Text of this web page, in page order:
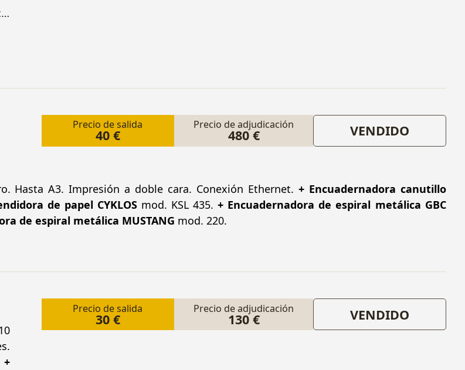
Precio de salida
40 €
Precio de adjudicación
480 € VENDIDO
Hasta A3. Impresión a doble cara. Conexión Ethernet. + Encuadernadora canutillo
de papel CYKLOSmod. KSL 435. + Encuadernadora de espiral metálica GBC
de espiral metálica MUSTANG mod. 220.
Precio de salida
30 €
Precio de adjudicación
130 € VENDIDO
+